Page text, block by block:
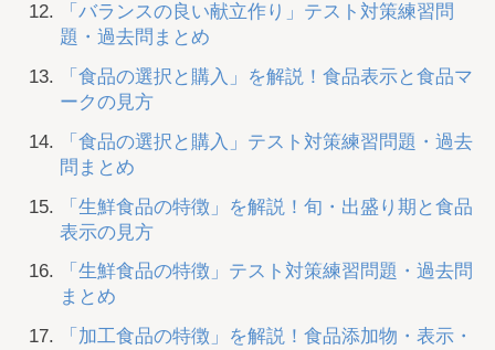
「バランスの良い献立作り」テスト対策練習問
題・過去問まとめ
「食品の選択と購入」を解説！食品表示と食品マ
ークの見方
「食品の選択と購入」テスト対策練習問題・過去
問まとめ
「生鮮食品の特徴」を解説！旬・出盛り期と食品
表示の見方
「生鮮食品の特徴」テスト対策練習問題・過去問
まとめ
「加工食品の特徴」を解説！食品添加物・表示・